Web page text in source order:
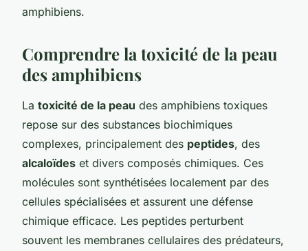
amphibiens.
Comprendre la toxicité de la peau
des amphibiens
La toxicité de la peau des amphibiens toxiques
repose sur des substances biochimiques
complexes, principalement des peptides, des
alcaloïdes et divers composés chimiques. Ces
molécules sont synthétisées localement par des
cellules spécialisées et assurent une défense
chimique efficace. Les peptides perturbent
souvent les membranes cellulaires des prédateurs,